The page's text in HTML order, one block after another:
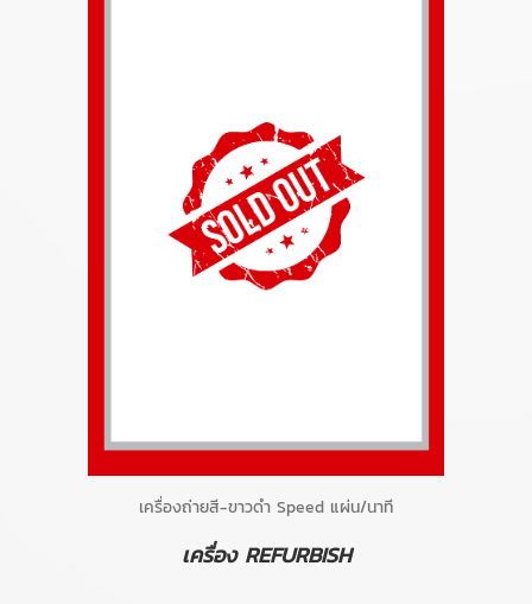
เครื่องถ่ายสี-ขาวดำ Speed แผ่น/นาที
เครื่อง REFURBISH